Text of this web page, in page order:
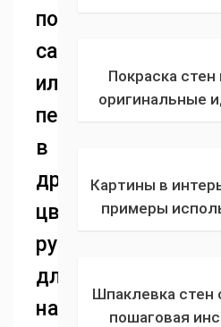
покраску
самостоятельно
или
перекрасить
в
другой
цвет:
руководство
для
начинающих
Покраска
оригинальные
Картины в
примеры
Шпаклевка стен
пошаговая